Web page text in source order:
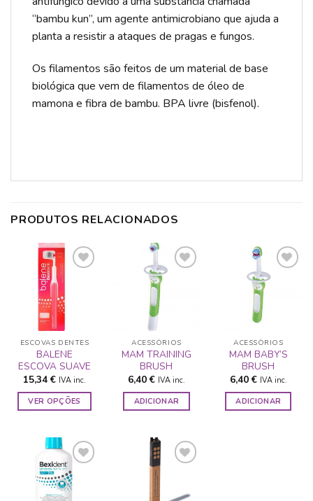
“bambu kun”, um agente antimicrobiano que ajuda a
planta a resistir a ataques de pragas e fungos.
Os filamentos são feitos de um material de base
biológica que vem de filamentos de óleo de
mamona e fibra de bambu. BPA livre (bisfenol).
PRODUTOS RELACIONADOS
ADICIONAR
A LISTA DE
DESEJOS
ESCOVAS DENTES
BALENE
ESCOVA SUAVE
15,34€ IVA inc.
VER OPÇÕES
has
multiple
variants.
The
ADICIONAR
A LISTA DE
DESEJOS
ACESSÓRIOS
MAM TRAINING
BRUSH
6,40€ IVA inc.
ADICIONAR
ADICIONAR
A LISTA DE
ACESSÓRIOS
MAM BABY’S
BRUSH
6,40€ IVA inc.
ADICIONAR